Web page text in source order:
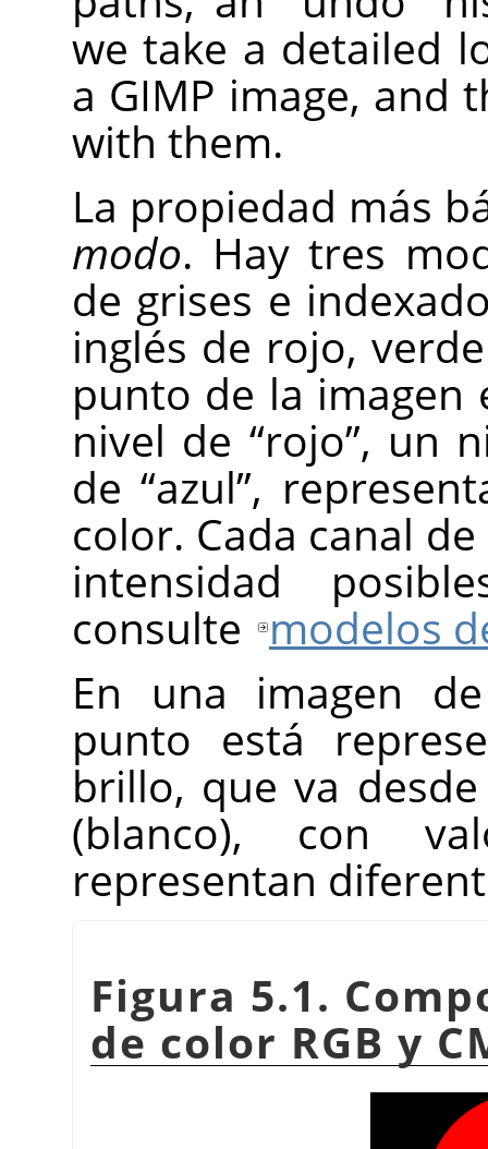
we take a detailed
a GIMP image, and
with them.
La propiedad más
modo. Hay tres
de grises e
inglés de rojo,
punto de la imagen
nivel de “rojo”, un
de“azul”,
color. Cada canal
intensidad
consulte modelos
En una imagen
punto está
brillo, que va
(blanco), con
representan
Figura 5.1.
de color RGB y